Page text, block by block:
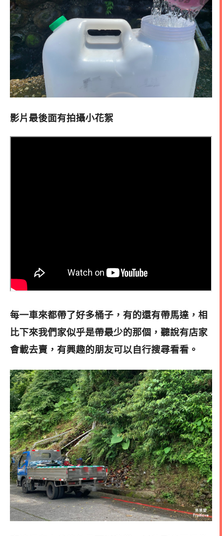
影片最後面有拍攝小花絮
每一車來都帶了好多桶子，有的還有帶馬達，相
比下來我們家似乎是帶最少的那個， 聽說有店家
會載去賣 ，有興趣的朋友可以自行搜尋看看。